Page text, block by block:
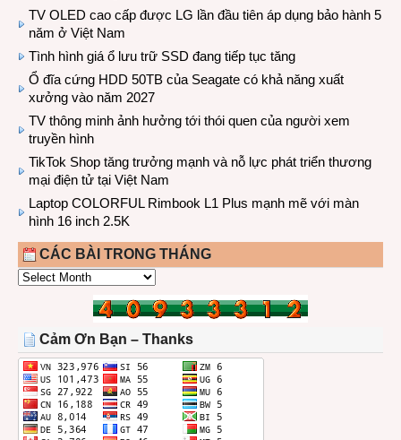
TV OLED cao cấp được LG lần đầu tiên áp dụng bảo hành 5
năm ở Việt Nam
Tình hình giá ổ lưu trữ SSD đang tiếp tục tăng
Ổ đĩa cứng HDD 50TB của Seagate có khả năng xuất
xưởng vào năm 2027
TV thông minh ảnh hưởng tới thói quen của người xem
truyền hình
TikTok Shop tăng trưởng mạnh và nỗ lực phát triển thương
mại điện tử tại Việt Nam
Laptop COLORFUL Rimbook L1 Plus mạnh mẽ với màn
hình 16 inch 2.5K
CÁC BÀI TRONG THÁNG
CÁC
THÁNG
Cảm Ơn Bạn – Thanks